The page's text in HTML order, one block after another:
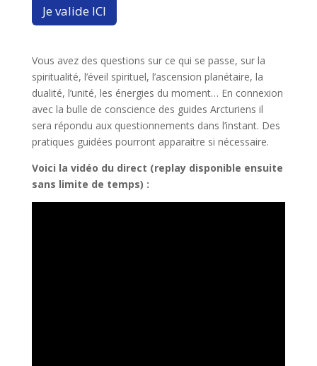
Je valide ICI
Vous avez des questions sur ce qui se passe, sur la
spiritualité, l’éveil spirituel, l’ascension planétaire, la
dualité, l’unité, les énergies du moment… En connexion
avec la bulle de conscience des guides Arcturiens il
sera répondu aux questionnements dans l’instant. Des
pratiques guidées pourront apparaitre si nécessaire.
Voici la vidéo du direct (replay disponible ensuite
sans limite de temps) :